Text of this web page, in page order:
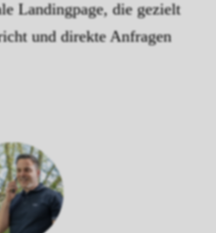
Landingpage, die gezielt
und direkte Anfragen